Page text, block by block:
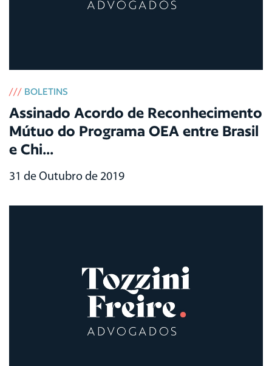
/// BOLETINS
Assinado Acordo de Reconhecimento
Mútuo do Programa OEA entre Brasil
e Chi...
31 de Outubro de 2019